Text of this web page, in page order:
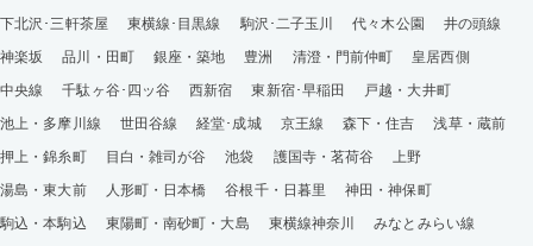
下北沢･三軒茶屋
東横線･目黒線 駒沢･二子玉川 代々木公園
井の頭線
神楽坂
品川・田町 銀座・築地 豊洲 清澄・門前仲町
皇居西側
中央線
千駄ヶ谷･四ッ谷 西新宿 東新宿･早稲田
戸越・大井町
池上・多摩川線
世田谷線 経堂･成城 京王線 森下・住吉
浅草・蔵前
押上・錦糸町
目白・雑司が谷 池袋 護国寺・茗荷谷
上野
湯島・東大前
人形町・日本橋 谷根千・日暮里
神田・神保町
駒込・本駒込
東陽町・南砂町・大島 東横線神奈川
みなとみらい線